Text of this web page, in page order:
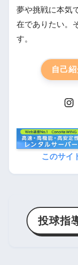
夢や挑戦に本気
在でありたい。
す。
自己
このサイ
投球指